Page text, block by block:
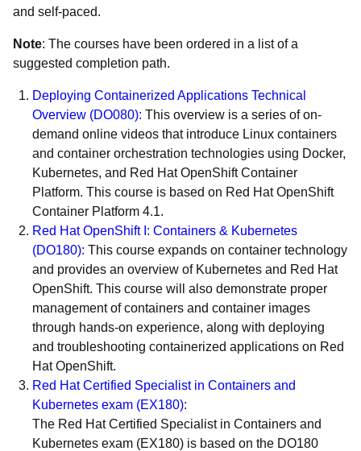
and self-paced.
Note: The courses have been ordered in a list of a
suggested completion path.
Deploying Containerized Applications Technical
Overview (DO080): This overview is a series of on-
demand online videos that introduce Linux containers
and container orchestration technologies using Docker,
Kubernetes, and Red Hat OpenShift Container
Platform. This course is based on Red Hat OpenShift
Container Platform 4.1.
Red Hat OpenShift I: Containers & Kubernetes
(DO180): This course expands on container technology
and provides an overview of Kubernetes and Red Hat
OpenShift. This course will also demonstrate proper
management of containers and container images
through hands-on experience, along with deploying
and troubleshooting containerized applications on Red
Hat OpenShift.
Red Hat Certified Specialist in Containers and
Kubernetes exam (EX180):
The Red Hat Certified Specialist in Containers and
Kubernetes exam (EX180) is based on the DO180